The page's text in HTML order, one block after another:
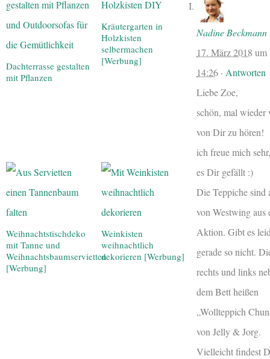
Dachterrasse gestalten
mit Pflanzen
Kräutergarten in
Holzkisten
selbermachen
[Werbung]
Weihnachtstischdeko
mit Tanne und
Weihnachtsbaumservietten
[Werbung]
Weinkisten
weihnachtlich
dekorieren [Werbung]
Nadine Beckmann
17. März 2018 um
14:26 · Antworten
Liebe Zoe,
schön, mal wieder
von Dir zu hören!
ich freue mich
es Dir gefällt :)
Die Teppiche sind
von Westwing aus
Aktion. Gibt es
gerade so nicht.
rechts und links
dem Bett heißen
„Wollteppich
von Jelly & Jorg.
Vielleicht findest